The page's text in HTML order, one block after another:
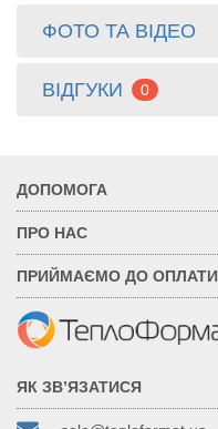
ФОТО ТА ВІДЕО
ВІДГУКИ 0
ДОПОМОГА
ПРО НАС
ПРИЙМАЄМО ДО ОПЛАТИ
ЯК ЗВ’ЯЗАТИСЯ